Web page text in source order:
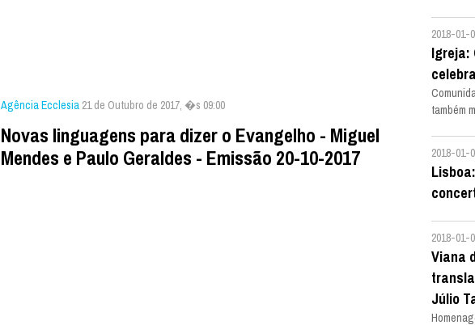
Agência Ecclesia 21 de Outubro de 2017, �s 09:00
Novas linguagens para dizer o Evangelho - Miguel
Mendes e Paulo Geraldes - Emissão 20-10-2017
2018-01-
Igreja:
também
2018-01-
2018-01-
Viana
Júlio